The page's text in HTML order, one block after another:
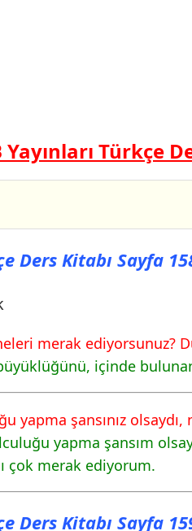
Yayınları Türkçe
Ders Kitabı Sayfa 158
Ders Kitabı Sayfa 159
Ders Kitabı Sayfa 161
Ders Kitabı Sayfa
merak ediyorsunuz?
içinde
yapma şansınız
yapma şansım
çok merak ediyorum.
Ders Kitabı Sayfa